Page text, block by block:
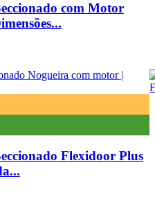
com Motor
Flexidoor Plus